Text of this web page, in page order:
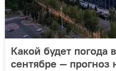
Какой будет погода
сентябре — прогноз